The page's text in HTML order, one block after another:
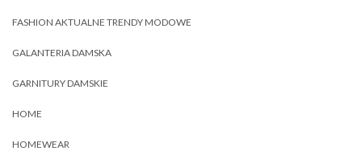
FASHION AKTUALNE TRENDY MODOWE
GALANTERIA DAMSKA
GARNITURY DAMSKIE
HOME
HOMEWEAR